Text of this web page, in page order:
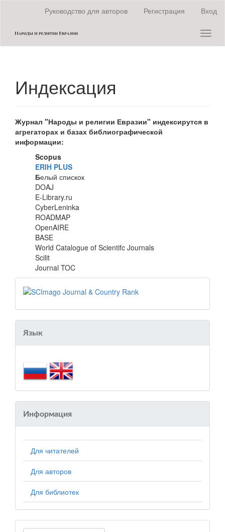
содержанию
страницы
содержание
Боковая
Руководство для авторов Регистрация Вход
Индексация
Журнал "Народы и религии Евразии" индексирутся в
агрегаторах и базах библиографической
информации:
Scopus
ERIH PLUS
Белый спискок
DOAJ
E-Library.ru
CyberLeninka
ROADMAP
OpenAIRE
BASE
World Catalogue of Scientifc Journals
Scilit
Journal TOC
Язык
Информация
Для читателей
Для авторов
Для библиотек